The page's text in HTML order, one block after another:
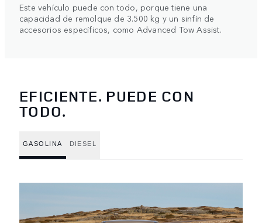
Este vehículo puede con todo, porque tiene una
capacidad de remolque de 3.500 kg y un sinfín de
accesorios específicos, como Advanced Tow Assist.
EFICIENTE. PUEDE CON
TODO.
GASOLINA DIESEL